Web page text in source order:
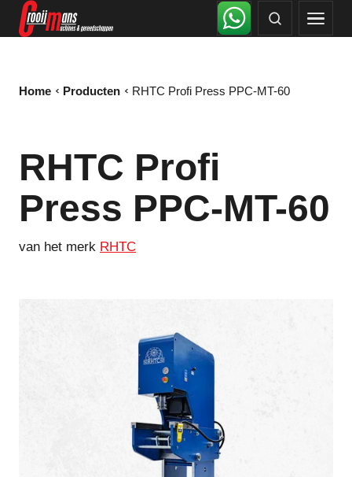
Home Producten RHTC Profi Press PPC-MT-60
RHTC Profi
Press PPC-MT-60
van het merk RHTC